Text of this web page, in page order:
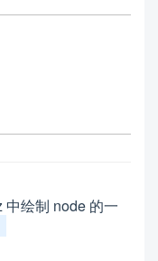
中绘制 node 的一